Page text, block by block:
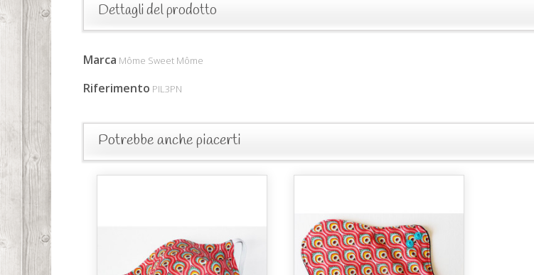
Dettagli del prodotto
Marca Môme Sweet Môme
Riferimento PIL3PN
Potrebbe anche piacerti